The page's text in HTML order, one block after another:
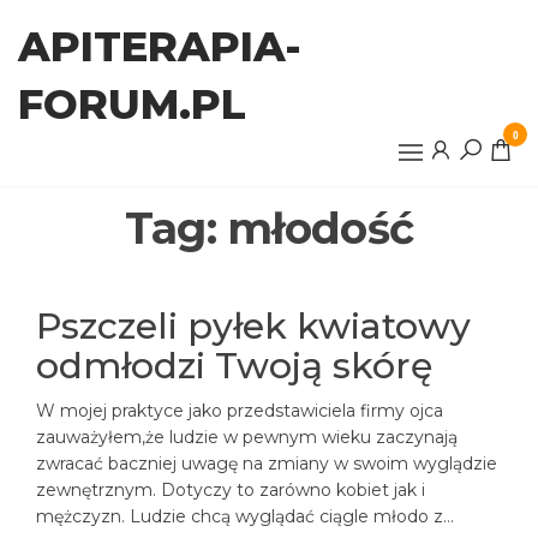
APITERAPIA-
FORUM.PL
0
Tag: młodość
Pszczeli pyłek kwiatowy
odmłodzi Twoją skórę
W mojej praktyce jako przedstawiciela firmy ojca
zauważyłem,że ludzie w pewnym wieku zaczynają
zwracać baczniej uwagę na zmiany w swoim wyglądzie
zewnętrznym. Dotyczy to zarówno kobiet jak i
mężczyzn. Ludzie chcą wyglądać ciągle młodo z…